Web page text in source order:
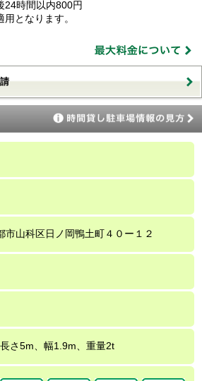
24時間以内800円
となります。
市山科区日ノ岡鴨土町４０ー１２
さ5m、幅1.9m、重量2t